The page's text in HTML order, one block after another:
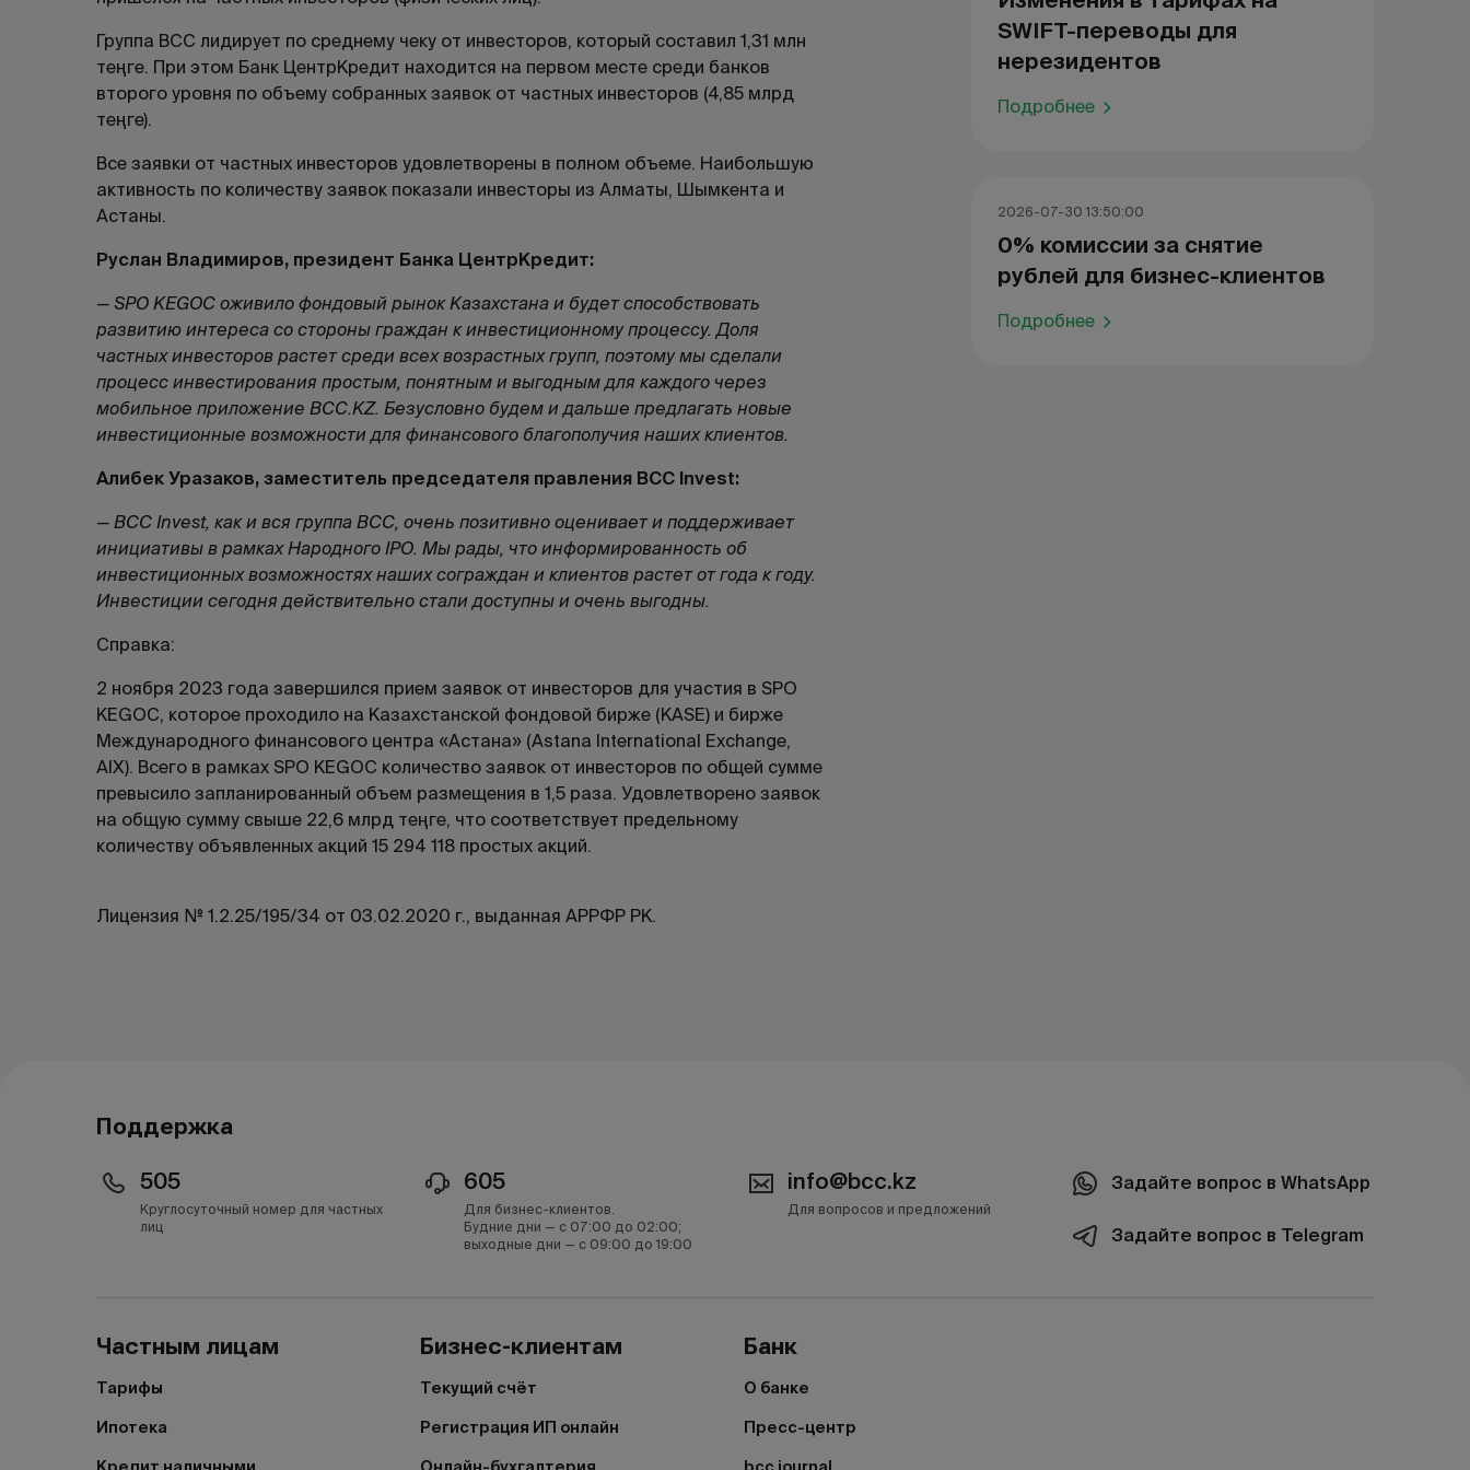
Группа BCC лидирует по среднему чеку от инвесторов, который составил 1,31 млн
теңге. При этом Банк ЦентрКредит находится на первом месте среди банков
второго уровня по объему собранных заявок от частных инвесторов (4,85 млрд
теңге).
Все заявки от частных инвесторов удовлетворены в полном объеме. Наибольшую
активность по количеству заявок показали инвесторы из Алматы, Шымкента и
Астаны.
Руслан Владимиров, президент Банка ЦентрКредит:
— SPO KEGOC оживило фондовый рынок Казахстана и будет способствовать
развитию интереса со стороны граждан к инвестиционному процессу. Доля
частных инвесторов растет среди всех возрастных групп, поэтому мы сделали
процесс инвестирования простым, понятным и выгодным для каждого через
мобильное приложение BCC.KZ. Безусловно будем и дальше предлагать новые
инвестиционные возможности для финансового благополучия наших клиентов.
Алибек Уразаков, заместитель председателя правления BCC Invest:
— BCC Invest, как и вся группа BCC, очень позитивно оценивает и поддерживает
инициативы в рамках Народного IPO. Мы рады, что информированность об
инвестиционных возможностях наших сограждан и клиентов растет от года к году.
Инвестиции сегодня действительно стали доступны и очень выгодны.
Справка:
2 ноября 2023 года завершился прием заявок от инвесторов для участия в SPO
KEGOC, которое проходило на Казахстанской фондовой бирже (KASE) и бирже
Международного финансового центра «Астана» (Astana International Exchange,
AIX). Всего в рамках SPO KEGOC количество заявок от инвесторов по общей сумме
превысило запланированный объем размещения в 1,5 раза. Удовлетворено заявок
на общую сумму свыше 22,6 млрд теңге, что соответствует предельному
количеству объявленных акций 15 294 118 простых акций.
Лицензия № 1.2.25/195/34 от 03.02.2020 г., выданная АРРФР РК.
SWIFT-переводы для
нерезидентов
Подробнее
2026-07-30 13:50:00
0% комиссии за снятие
рублей для бизнес-клиентов
Подробнее
Поддержка
505
Круглосуточный номер для частных
лиц
605
Для бизнес-клиентов.
Будние дни — с 07:00 до 02:00;
выходные дни — с 09:00 до 19:00
info@bcc.kz
Для вопросов и предложений
Задайте вопрос в WhatsApp
Задайте вопрос в Telegram
Частным лицам
Тарифы
Ипотека
Бизнес-клиентам
Текущий счёт
Регистрация ИП онлайн
Банк
О банке
Пресс-центр